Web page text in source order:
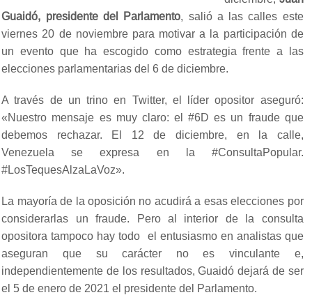
Guaidó, presidente del Parlamento, salió a las calles este
viernes 20 de noviembre para motivar a la participación de
un evento que ha escogido como estrategia frente a las
elecciones parlamentarias del 6 de diciembre.
A través de un trino en Twitter, el líder opositor aseguró:
«Nuestro mensaje es muy claro: el #6D es un fraude que
debemos rechazar. El 12 de diciembre, en la calle,
Venezuela se expresa en la #ConsultaPopular.
#LosTequesAlzaLaVoz».
La mayoría de la oposición no acudirá a esas elecciones por
considerarlas un fraude. Pero al interior de la consulta
opositora tampoco hay todo el entusiasmo en analistas que
aseguran que su carácter no es vinculante e,
independientemente de los resultados, Guaidó dejará de ser
el 5 de enero de 2021 el presidente del Parlamento.